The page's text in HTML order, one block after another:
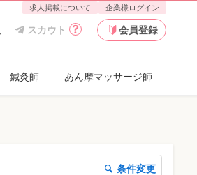
求人掲載について 企業様ログイン
スカウト 会員登録
鍼灸師 あん摩マッサージ師
条件変更